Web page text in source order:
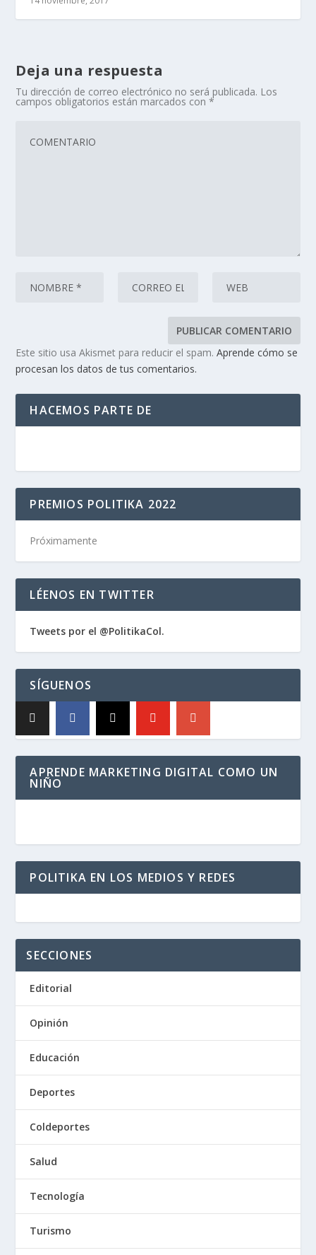
Deja una respuesta
Tu dirección de correo electrónico no será publicada. Los
campos obligatorios están marcados con*
Este sitio usa Akismet para reducir el spam.Aprende cómo se
procesan los datos de tus comentarios.
HACEMOS PARTE DE
PREMIOS POLITIKA 2022
Próximamente
LÉENOS EN TWITTER
Tweets por el @PolitikaCol.
SÍGUENOS
APRENDE MARKETING DIGITAL COMO UN
NIÑO
POLITIKA EN LOS MEDIOS Y REDES
SECCIONES
Editorial
Opinión
Educación
Deportes
Coldeportes
Salud
Tecnología
Turismo